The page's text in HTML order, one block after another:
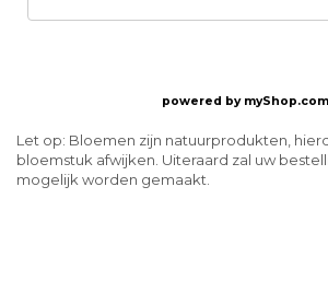
powered by myShop.com
Let op: Bloemen zijn natuurprodukten,
bloemstuk afwijken. Uiteraard zal uw
mogelijk worden gemaakt.